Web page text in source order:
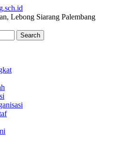
Lebong Siarang Palembang
Search